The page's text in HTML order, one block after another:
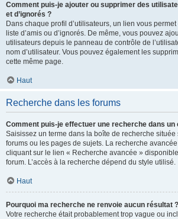
Comment puis-je ajouter ou supprimer des
et d’ignorés ?
Dans chaque profil d’utilisateurs, un lien vous
liste d’amis ou d’ignorés. De même, vous pouvez
utilisateurs depuis le panneau de contrôle de
nom d’utilisateur. Vous pouvez également les
cette même page.
Haut
Recherche dans les forums
Comment puis-je effectuer une recherche dans un
Saisissez un terme dans la boîte de recherche située
forums ou les pages de sujets. La recherche
cliquant sur le lien « Recherche avancée »
forum. L’accès à la recherche dépend du style utilisé.
Haut
Pourquoi ma recherche ne renvoie aucun résultat ?
Votre recherche était probablement trop vague ou